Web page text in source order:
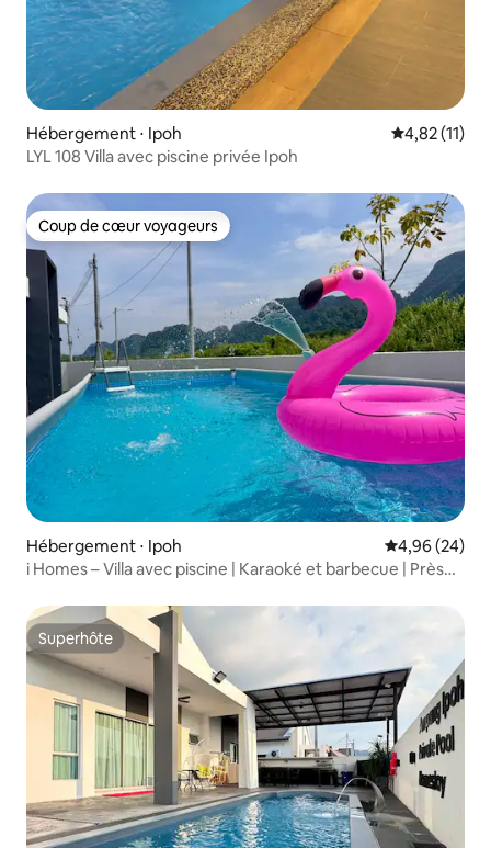
Hébergement ⋅ Ipoh Évaluation
4,82 (11)
LYL 108 Villa avec piscine privée Ipoh
Coup de cœur voyageurs
Coup de cœur voyageurs
Hébergement ⋅ Ipoh Évaluation
4,96 (24)
i Homes – Villa avec piscine | Karaoké et barbecue | Près
Superhôte
Superhôte